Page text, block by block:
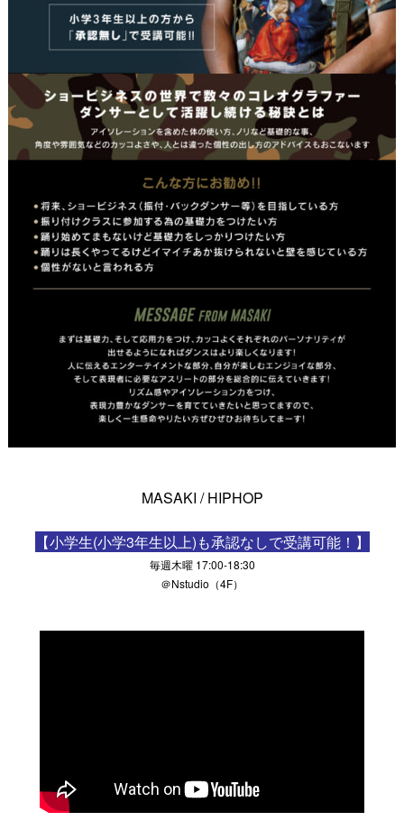
MASAKI / HIPHOP
【小学生(小学3年生以上)も承認なしで受講可能！】
毎週木曜 17:00-18:30
＠Nstudio（4F）